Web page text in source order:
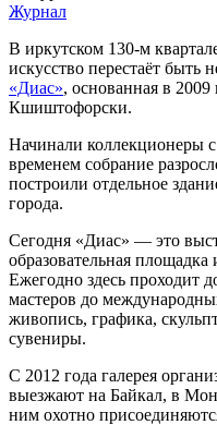
Журнал
В иркутском 130-м
искусство перестаёт быть
«Диас», основанная в
Кшиштофорски.
Начинали коллекционеры
временем собрание
построили отдельное
города.
Сегодня «Диас» — это
образовательная площадка
Ежегодно здесь проходит
мастеров до
живопись, графика,
сувениры.
С 2012 года галерея
выезжают на Байкал, в
ним охотно